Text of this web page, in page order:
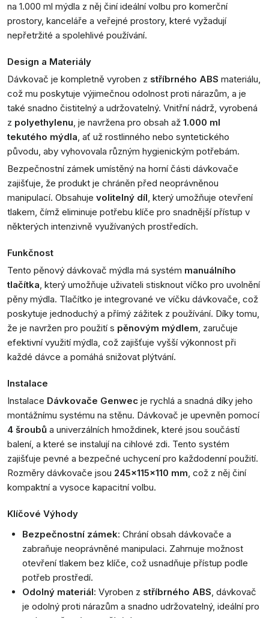
na 1.000 ml mýdla z něj činí ideální volbu pro komerční
prostory, kanceláře a veřejné prostory, které vyžadují
nepřetržité a spolehlivé používání.
Design a Materiály
Dávkovač je kompletně vyroben z stříbrného ABS materiálu,
což mu poskytuje výjimečnou odolnost proti nárazům, a je
také snadno čistitelný a udržovatelný. Vnitřní nádrž, vyrobená
z polyethylenu, je navržena pro obsah až 1.000 ml
tekutého mýdla, ať už rostlinného nebo syntetického
původu, aby vyhovovala různým hygienickým potřebám.
Bezpečnostní zámek umístěný na horní části dávkovače
zajišťuje, že produkt je chráněn před neoprávněnou
manipulací. Obsahuje volitelný díl, který umožňuje otevření
tlakem, čímž eliminuje potřebu klíče pro snadnější přístup v
některých intenzivně využívaných prostředích.
Funkčnost
Tento pěnový dávkovač mýdla má systém manuálního
tlačítka, který umožňuje uživateli stisknout víčko pro uvolnění
pěny mýdla. Tlačítko je integrované ve víčku dávkovače, což
poskytuje jednoduchý a přímý zážitek z používání. Díky tomu,
že je navržen pro použití s pěnovým mýdlem, zaručuje
efektivní využití mýdla, což zajišťuje vyšší výkonnost při
každé dávce a pomáhá snižovat plýtvání.
Instalace
Instalace Dávkovače Genwec je rychlá a snadná díky jeho
montážnímu systému na stěnu. Dávkovač je upevněn pomocí
4 šroubů a univerzálních hmoždinek, které jsou součástí
balení, a které se instalují na cihlové zdi. Tento systém
zajišťuje pevné a bezpečné uchycení pro každodenní použití.
Rozměry dávkovače jsou 245x115x110 mm, což z něj činí
kompaktní a vysoce kapacitní volbu.
Klíčové Výhody
Bezpečnostní zámek: Chrání obsah dávkovače a
zabraňuje neoprávněné manipulaci. Zahrnuje možnost
otevření tlakem bez klíče, což usnadňuje přístup podle
potřeb prostředí.
Odolný materiál: Vyroben z stříbrného ABS, dávkovač
je odolný proti nárazům a snadno udržovatelný, ideální pro